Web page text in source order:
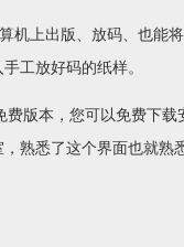
机上出版、放码、也能
工放好码的纸样。
版本，您可以免费下
熟悉了这个界面也就